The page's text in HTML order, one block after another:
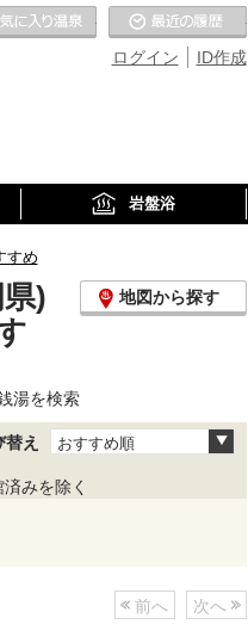
ID作成
ログイン
お気に入りの温泉
岩盤浴
すめ
)
地図から探す
湯を検索
替え おすすめ順
済みを除く
前へ 次へ